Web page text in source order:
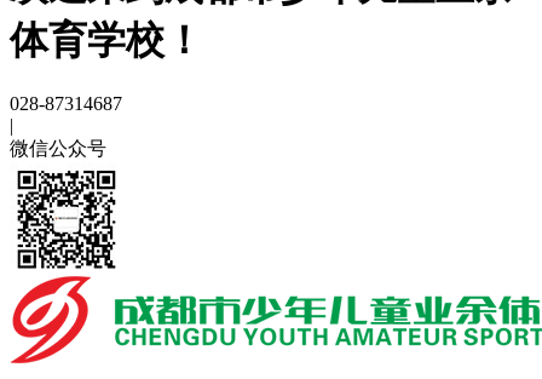
体育学校！
028-87314687
|
微信公众号